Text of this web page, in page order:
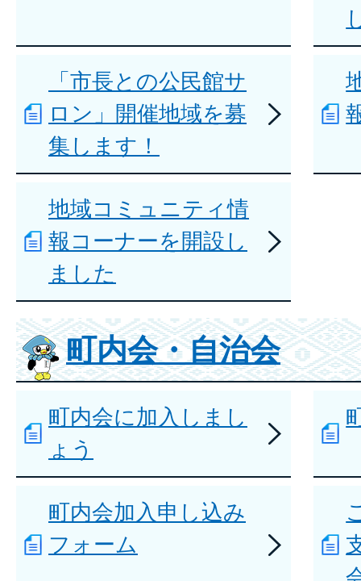
「市長との公民館サ
ロン」開催地域を募
集します！
地域コミュニティ情
報コーナーを開設し
ました
町内会・自治会
町内会に加入しまし
ょう
町内会加入申し込み
フォーム